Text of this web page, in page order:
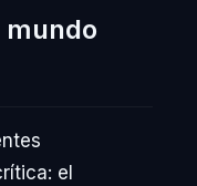
el